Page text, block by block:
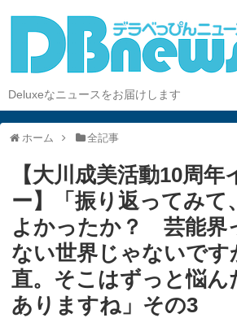
Deluxeなニュースをお届けします
ホーム 全記事
【大川成美活動10周年
ー】「振り返ってみて
よかったか？ 芸能界
ない世界じゃないです
直。そこはずっと悩ん
ありますね」その3